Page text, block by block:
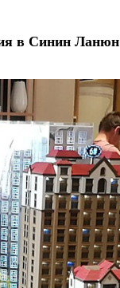
в Синин Ланюн